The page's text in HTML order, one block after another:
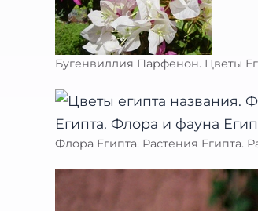
Бугенвиллия Парфенон. Цветы
Флора Египта. Растения Египта.